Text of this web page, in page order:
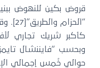
قروض بكين للنهوض
وبحسب “فايننشال
حوالي خُمس إجمالي